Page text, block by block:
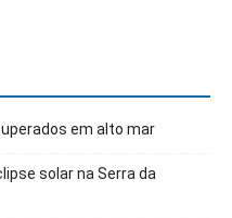
em alto mar
solar na Serra da